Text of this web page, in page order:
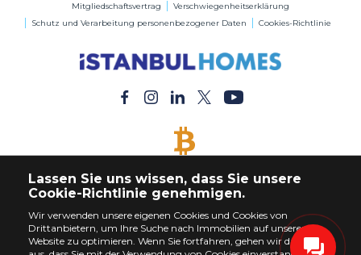
Mitgliedschaftsvertrag
Verschwiegenheitserklärung
Schutz und Verarbeitung personenbezogener Daten
Cookies-Richtlinie
Kaufen Sie jede Immobilie mit Bitcoin-Zahlung
Lassen Sie uns wissen, dass Sie unsere
Cookie-Richtlinie genehmigen.
Wir verwenden unsere eigenen Cookies und Cookies von
Drittanbietern, um Ihre Suche nach Immobilien auf unserer
Website zu optimieren. Wenn Sie fortfahren, gehen wir davon